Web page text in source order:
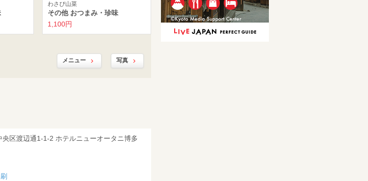
わさび山菜
その他 おつまみ・珍味
1,100円
焼き海苔
焼き海苔
1,100円
メニュー 写真
区渡辺通1-1-2 ホテルニューオータニ博多